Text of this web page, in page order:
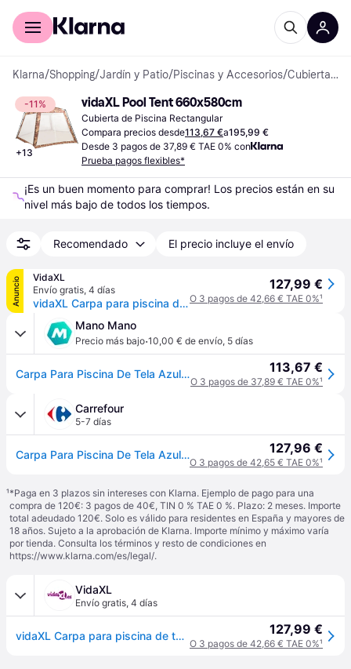
Comprar con Klarna
Klarna/Shopping/Jardín y Patio/Piscinas y Accesorios/ Cubiertas de Piscina
-11%
+13
vidaXL Pool Tent 660x580cm
Cubierta de Piscina Rectangular
Compara precios desde113,67 €a195,99 €
Desde 3 pagos de 37,89 € TAE 0% con
Prueba pagos flexibles*
¡Es un buen momento para comprar! Los precios están en su
nivel más bajo de todos los tiempos.
Recomendado El precio incluye el envío
Anuncio
VidaXL
Envío gratis, 4 días
vidaXL Carpa para piscina de tela azul 660x580x250 cm - Azul
127,99 €
O 3 pagos de 42,66 € TAE 0%¹
Mano Mano
Precio más bajo·10,00 € de envío, 5 días
Carpa Para Piscina De Tela Azul 660x580x250 Cm Vidaxl 113,67 €
O 3 pagos de 37,89 € TAE 0%¹
Carrefour
5-7 días
Carpa Para Piscina De Tela Azul 660x580x250 Cm Vidaxl 127,96 €
O 3 pagos de 42,65 € TAE 0%¹
¹*Paga en 3 plazos sin intereses con Klarna. Ejemplo de pago para una
compra de 120€: 3 pagos de 40€, TIN 0 % TAE 0 %. Plazo: 2 meses. Importe
total adeudado 120€. Solo es válido para residentes en España y mayores de
18 años. Sujeto a la aprobación de Klarna. Importe mínimo y máximo varía
por tienda. Consulta los términos y resto de condiciones en
https://www.klarna.com/es/legal/.
VidaXL
Envío gratis, 4 días
vidaXL Carpa para piscina de tela azul 660x580x250 cm - Azul 127,99 €
O 3 pagos de 42,66 € TAE 0%¹